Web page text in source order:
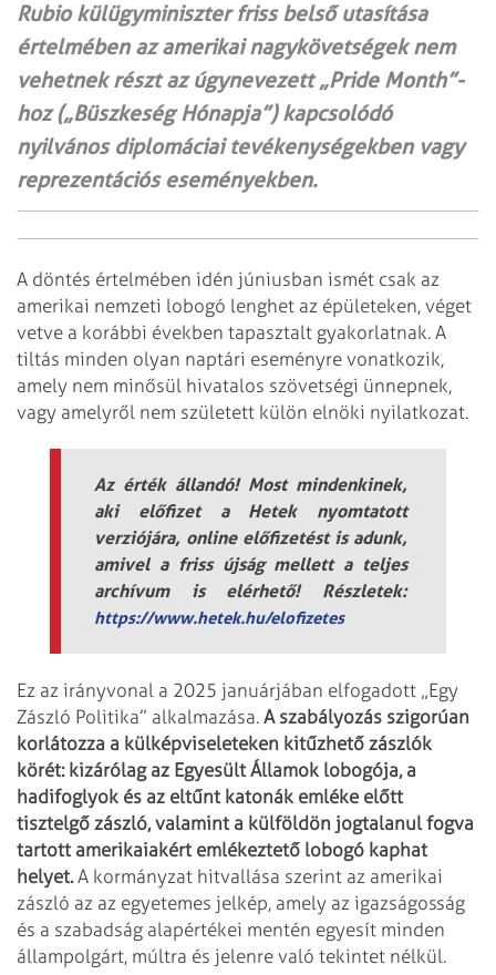
Rubio külügyminiszter friss belső utasítása
értelmében az amerikai nagykövetségek nem
vehetnek részt az úgynevezett „Pride Month”-
hoz („Büszkeség Hónapja”) kapcsolódó
nyilvános diplomáciai tevékenységekben vagy
reprezentációs eseményekben.
A döntés értelmében idén júniusban ismét csak az
amerikai nemzeti lobogó lenghet az épületeken, véget
vetve a korábbi években tapasztalt gyakorlatnak. A
tiltás minden olyan naptári eseményre vonatkozik,
amely nem minősül hivatalos szövetségi ünnepnek,
vagy amelyről nem született külön elnöki nyilatkozat.
Az érték állandó! Most mindenkinek,
aki előfizet a Hetek nyomtatott
verziójára, online előfizetést is adunk,
amivel a friss újság mellett a teljes
archívum is elérhető! Részletek:
https://www.hetek.hu/elofizetes
Ez az irányvonal a 2025 januárjában elfogadott „Egy
Zászló Politika” alkalmazása. A szabályozás szigorúan
korlátozza a külképviseleteken kitűzhető zászlók
körét: kizárólag az Egyesült Államok lobogója, a
hadifoglyok és az eltűnt katonák emléke előtt
tisztelgő zászló, valamint a külföldön jogtalanul fogva
tartott amerikaiakért emlékeztető lobogó kaphat
helyet.A kormányzat hitvallása szerint az amerikai
zászló az az egyetemes jelkép, amely az igazságosság
és a szabadság alapértékei mentén egyesít minden
állampolgárt, múltra és jelenre való tekintet nélkül.